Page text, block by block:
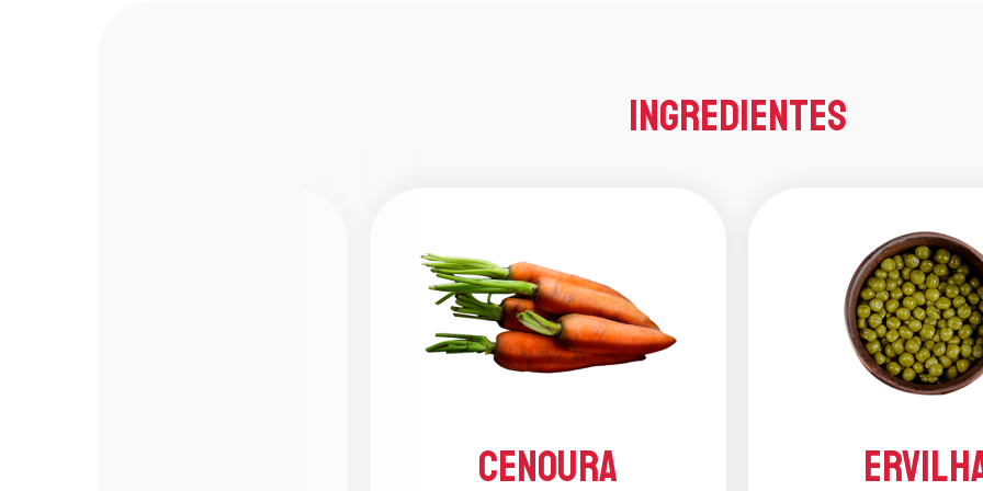
Ingredientes
Cenoura